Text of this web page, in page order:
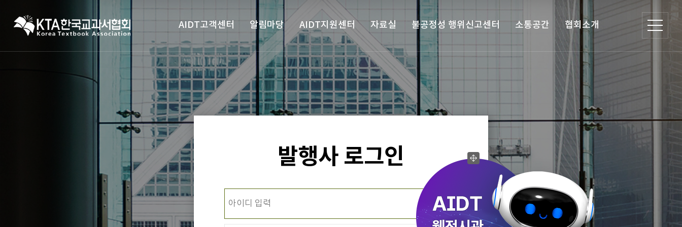
AIDT고객센터 알림마당 AIDT지원센터 자료실 불공정성 행위신고센터 소통공간 협회소개
발행사 로그인